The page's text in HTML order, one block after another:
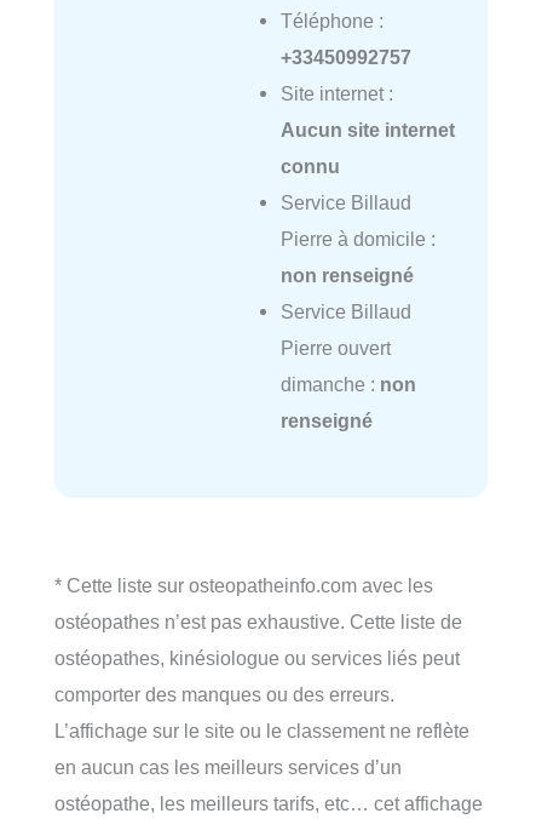
Téléphone :
+33450992757
Site internet :
Aucun site internet
connu
Service Billaud
Pierre à domicile :
non renseigné
Service Billaud
Pierre ouvert
dimanche : non
renseigné
* Cette liste sur osteopatheinfo.com avec les
ostéopathes n’est pas exhaustive. Cette liste de
ostéopathes, kinésiologue ou services liés peut
comporter des manques ou des erreurs.
L’affichage sur le site ou le classement ne reflète
en aucun cas les meilleurs services d’un
ostéopathe, les meilleurs tarifs, etc… cet affichage